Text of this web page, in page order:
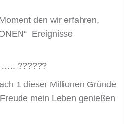
den wir erfahren,
Ereignisse
??????
1 dieser Millionen Gründe
mein Leben genießen